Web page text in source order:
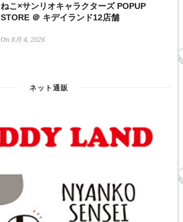
ねこ×サンリオキャラクターズ POPUP
STORE ＠ キデイランド12店舗
On 8月 4, 2026
ネット通販